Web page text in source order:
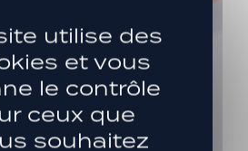
utilise des
et vous
le contrôle
ceux que
souhaitez